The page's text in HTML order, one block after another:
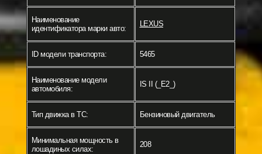
Наименование
идентификатора марки авто:
LEXUS
ID модели транспорта: 5465
Наименование модели
автомобиля:
IS II (_E2_)
Тип движка в ТС: Бензиновый двигатель
Минимальная мощность в
лошадиных силах:
208